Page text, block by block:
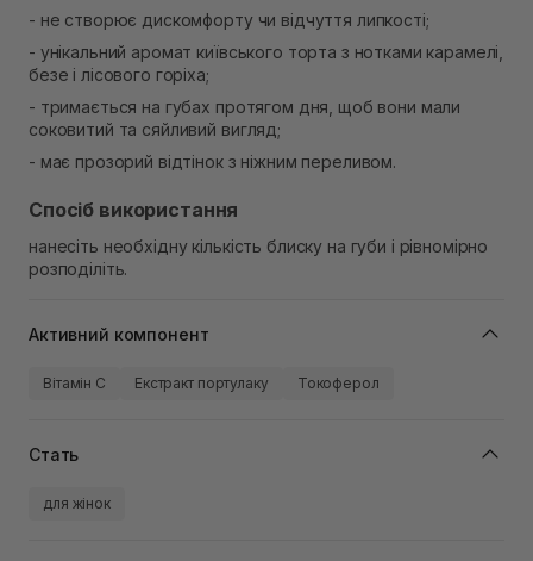
- не створює дискомфорту чи відчуття липкості;
- унікальний аромат київського торта з нотками карамелі,
безе і лісового горіха;
- тримається на губах протягом дня, щоб вони мали
соковитий та сяйливий вигляд;
- має прозорий відтінок з ніжним переливом.
Спосіб використання
нанесіть необхідну кількість блиску на губи і рівномірно
розподіліть.
Активний компонент
Вітамін C Екстракт портулаку Токоферол
Стать
для жінок